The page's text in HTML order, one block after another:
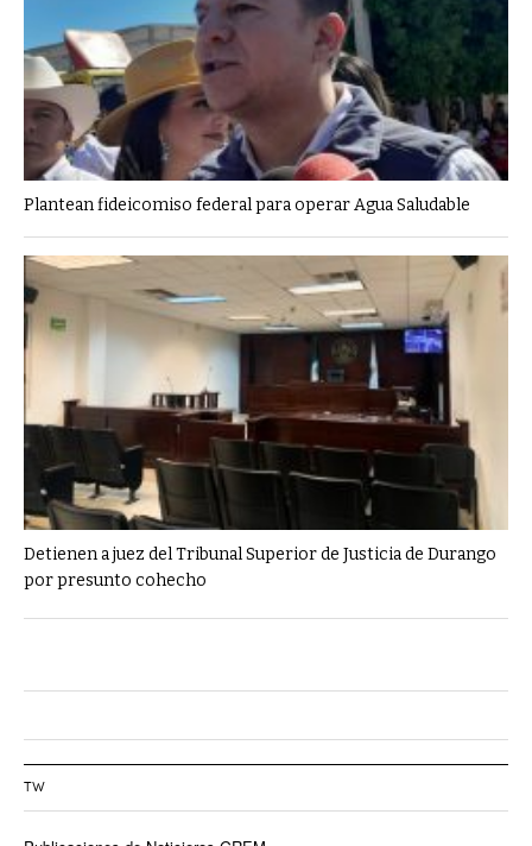
Plantean fideicomiso federal para operar Agua Saludable
Detienen a juez del Tribunal Superior de Justicia de Durango
por presunto cohecho
TW